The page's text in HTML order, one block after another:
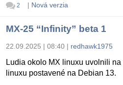
2 | Nová verzia
MX-25 “Infinity” beta 1
22.09.2025 | 08:40 | redhawk1975
Ludia okolo MX linuxu uvolnili
linuxu postavené na Debian 13.